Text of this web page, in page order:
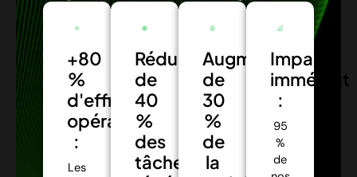
+80
%
d'efficacité
opérationnelle
:
Les
Réduction
de
40
%
des
tâches
Augmentation
de
30
%
de
la
Impact
immédiat
:
95
%
de